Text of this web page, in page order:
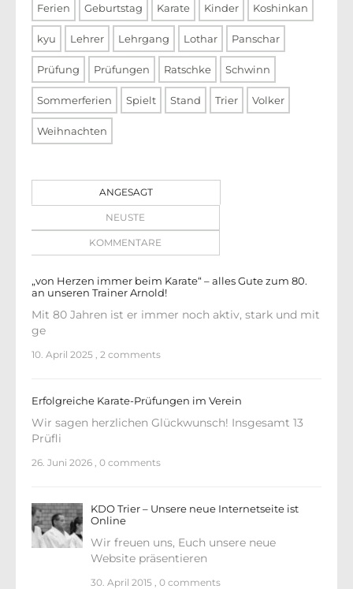
Ferien Geburtstag Karate Kinder Koshinkan
kyu Lehrer Lehrgang Lothar Panschar
Prüfung Prüfungen Ratschke Schwinn
Sommerferien Spielt Stand Trier Volker
Weihnachten
ANGESAGT
NEUSTE
KOMMENTARE
„von Herzen immer beim Karate“ – alles Gute zum 80.
an unseren Trainer Arnold!
Mit 80 Jahren ist er immer noch aktiv, stark und mit
ge
10. April 2025 2 comments
Erfolgreiche Karate-Prüfungen im Verein
Wir sagen herzlichen Glückwunsch! Insgesamt 13
Prüfli
26. Juni 2026 0 comments
KDO Trier – Unsere neue Internetseite ist
Online
Wir freuen uns, Euch unsere neue
Website präsentieren
30. April 2015 0 comments